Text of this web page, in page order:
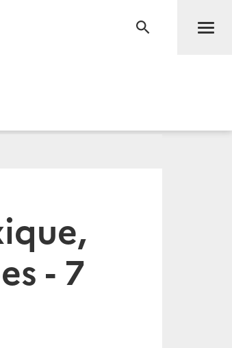
RECHERCHE
- 7